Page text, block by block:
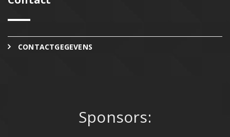
CONTACTGEGEVENS
Sponsors: